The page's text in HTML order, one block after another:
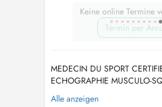
Keine online Termine
Termin per
MEDECIN DU SPORT
ECHOGRAPHIE MUSCULO-
INFILTRATION PRP -
SPORTIF - CERTIFIE LA
Alle anzeigen